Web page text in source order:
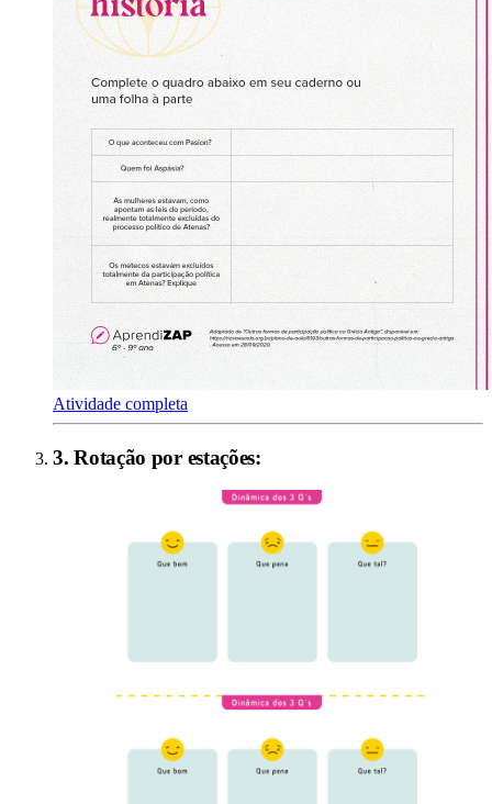
Atividade completa
3.Rotação por estações: